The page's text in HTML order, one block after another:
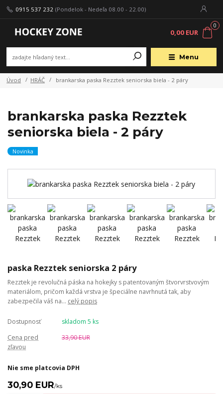
Menu
0915 537 232 (Pondelok - Nedeľa 08.00 - 22.00)
0
0,00 EUR
Úvod HRÁČ brankarska paska Rezztek seniorska biela - 2 páry
brankarska paska Rezztek
seniorska biela - 2 páry
Novinka
paska Rezztek seniorska 2 páry
Rezztek je revolučná páska na hokejky s patentovaným štvorvrstvovým
materiálom, pričom každá vrstva je špeciálne navrhnutá tak, aby
zabezpečila váš na... celý popis
Dostupnosť
skladom 5 ks
Cena pred
zľavou
33,90 EUR
Nie sme platcovia DPH
30,90 EUR/ks